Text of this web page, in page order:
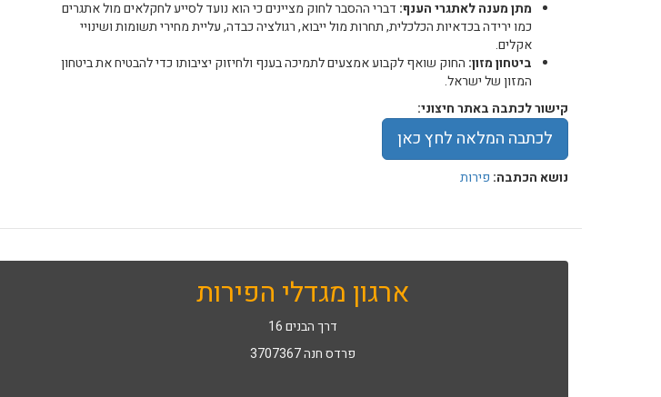
מתן מענה לאתגרי הענף: דברי ההסבר לחוק מציינים כי הוא נועד לסייע לחקלאים מול אתגרים
כמו ירידה בכדאיות הכלכלית, תחרות מול ייבוא, רגולציה כבדה, עליית מחירי תשומות ושינויי
אקלים.
ביטחון מזון: החוק שואף לקבוע אמצעים לתמיכה בענף ולחיזוק יציבותו כדי להבטיח את ביטחון
המזון של ישראל.
קישור לכתבה באתר חיצוני:
לכתבה המלאה לחץ כאן
נושא הכתבה: פירות
ארגון מגדלי הפירות
דרך הבנים 16
פרדס חנה 3707367